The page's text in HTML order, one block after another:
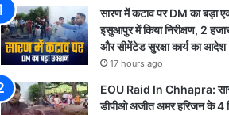
सारण में कटाव पर DM का बड़ा
इसुआपुर में किया निरीक्षण, 2
और सीमेंटेड सुरक्षा कार्य का आदेश
17 hours ago
EOU Raid In Chhapra:
डीपीओ अजीत अमर हरिजन के 4